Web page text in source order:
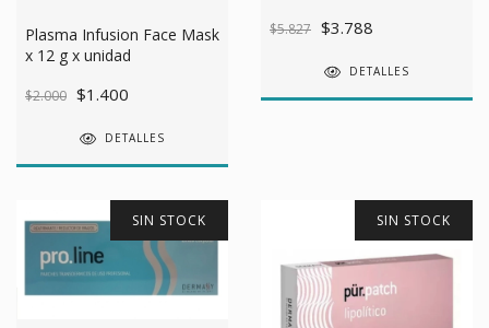
Plasma Infusion Face Mask
x 12 g x unidad
$2.000 $1.400
DETALLES
$5.827 $3.788
DETALLES
SIN STOCK SIN STOCK